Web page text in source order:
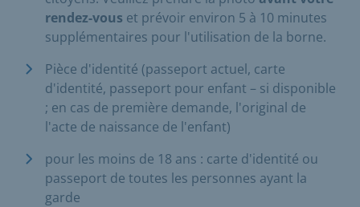
rendez-vous et prévoir environ 5 à 10 minutes
supplémentaires pour l'utilisation de la borne.
Pièce d'identité (passeport actuel, carte
d'identité, passeport pour enfant – si disponible
; en cas de première demande, l'original de
l'acte de naissance de l'enfant)
pour les moins de 18 ans : carte d'identité ou
passeport de toutes les personnes ayant la
garde